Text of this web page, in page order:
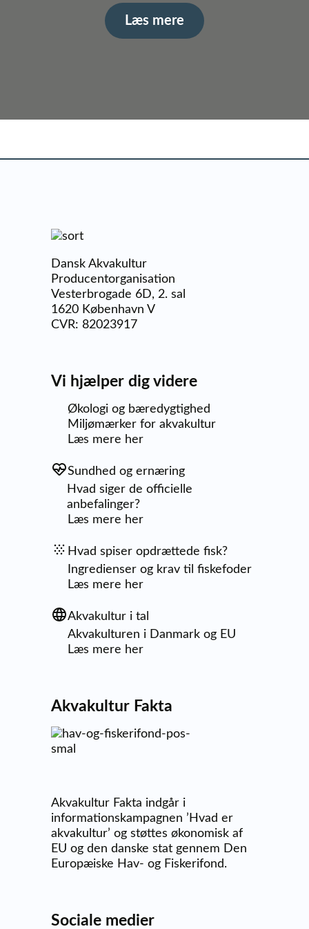
Læs mere
Dansk Akvakultur
Producentorganisation
Vesterbrogade 6D, 2. sal
1620 København V
CVR: 82023917
Vi hjælper dig videre
Økologi og bæredygtighed
Miljømærker for akvakultur
Læs mere her
Sundhed og ernæring
Hvad siger de officielle
anbefalinger?
Læs mere her
Hvad spiser opdrættede fisk?
Ingredienser og krav til fiskefoder
Læs mere her
Akvakultur i tal
Akvakulturen i Danmark og EU
Læs mere her
Akvakultur Fakta
Akvakultur Fakta indgår i
informationskampagnen ’Hvad er
akvakultur’ og støttes økonomisk af
EU og den danske stat gennem Den
Europæiske Hav- og Fiskerifond.
Sociale medier